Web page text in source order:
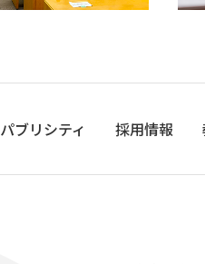
パブリシティ 採用情報